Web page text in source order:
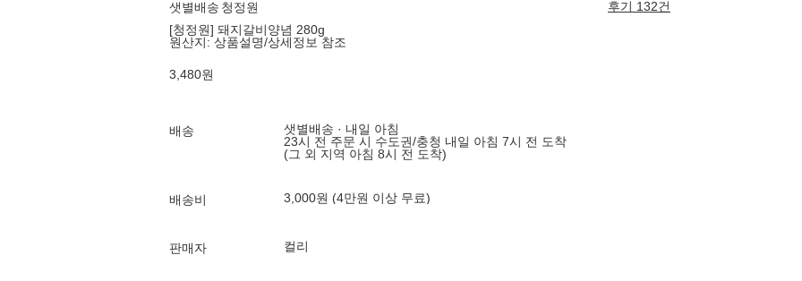
샛별배송 청정원
후기 132건
[청정원] 돼지갈비양념 280g
원산지: 상품설명/상세정보 참조
3,480원
배송
샛별배송 · 내일 아침
23시 전 주문 시 수도권/충청 내일 아침 7시 전 도착
(그 외 지역 아침 8시 전 도착)
배송비 3,000원 (4만원 이상 무료)
판매자 컬리